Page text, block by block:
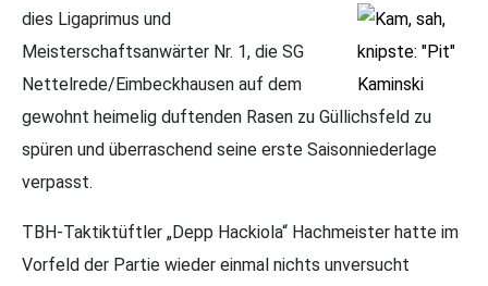
dies Ligaprimus und
Meisterschaftsanwärter Nr. 1, die SG
Nettelrede/Eimbeckhausen auf dem
gewohnt heimelig duftenden Rasen zu Güllichsfeld zu
spüren und überraschend seine erste Saisonniederlage
verpasst.
TBH-Taktiktüftler „Depp Hackiola“ Hachmeister hatte im
Vorfeld der Partie wieder einmal nichts unversucht